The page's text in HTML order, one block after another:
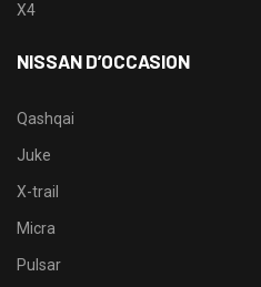
X4
NISSAN D’OCCASION
Qashqai
Juke
X-trail
Micra
Pulsar